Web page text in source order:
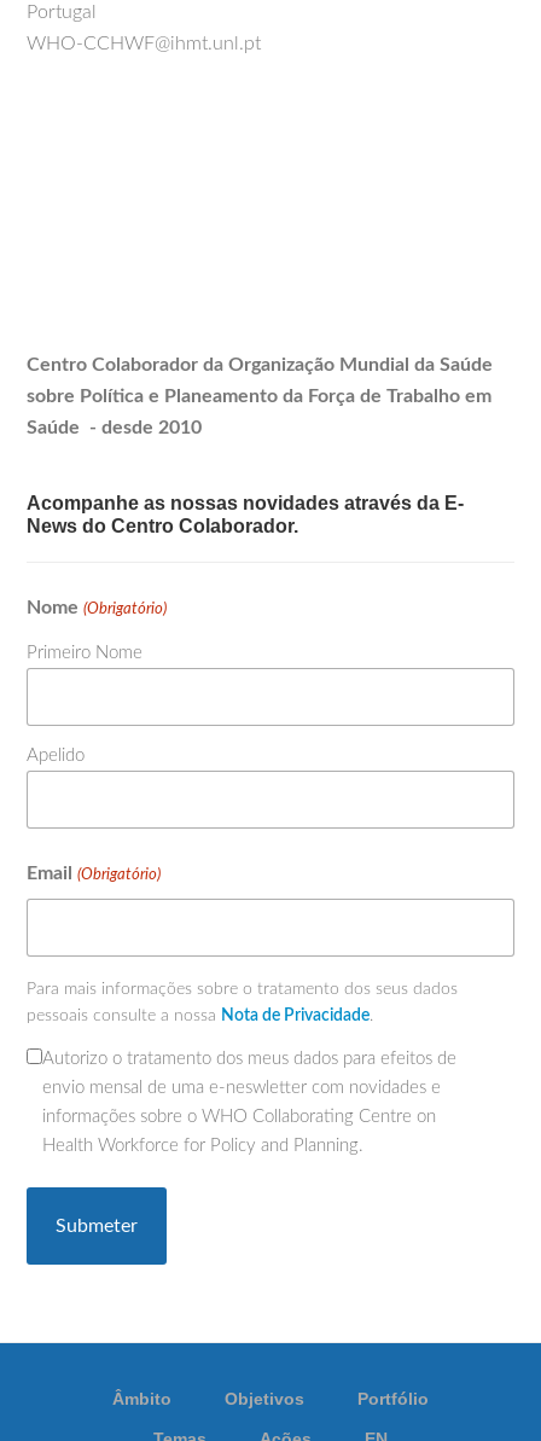
Portugal
WHO-CCHWF@ihmt.unl.pt
Centro Colaborador da Organização Mundial da Saúde
sobre Política e Planeamentoda Força de Trabalho em
Saúde - desde 2010
Acompanhe as nossas novidades através da E-
News do Centro Colaborador.
Nome (Obrigatório)
Primeiro Nome
Apelido
Email (Obrigatório)
Para mais informações sobre o tratamento dos seus dados
pessoais consulte a nossa Nota de Privacidade.
(Obrigatório)
Autorizo o tratamento dos meus dados para efeitos de
envio mensal de uma e-neswletter com novidades e
informações sobre o WHO Collaborating Centre on
Health Workforce for Policy and Planning.
Âmbito Objetivos Portfólio